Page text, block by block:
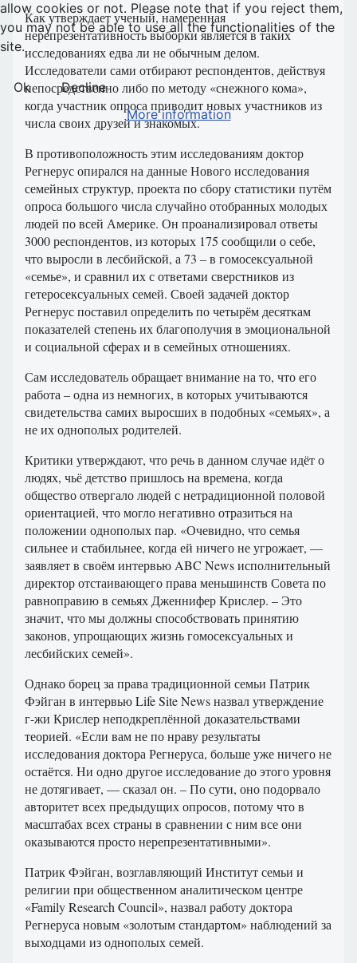
Как утверждает ученый, намеренная
нерепрезентативность выборки является в таких
исследованиях едва ли не обычным делом.
Исследователи сами отбирают респондентов, действуя
непосредственно либо по методу «снежного кома»,
когда участник опроса приводит новых участников из
числа своих друзей и знакомых.
В противоположность этим исследованиям доктор
Регнерус опирался на данные Нового исследования
семейных структур, проекта по сбору статистики путём
опроса большого числа случайно отобранных молодых
людей по всей Америке. Он проанализировал ответы
3000 респондентов, из которых 175 сообщили о себе,
что выросли в лесбийской, а 73 – в гомосексуальной
«семье», и сравнил их с ответами сверстников из
гетеросексуальных семей. Своей задачей доктор
Регнерус поставил определить по четырём десяткам
показателей степень их благополучия в эмоциональной
и социальной сферах и в семейных отношениях.
Сам исследователь обращает внимание на то, что его
работа – одна из немногих, в которых учитываются
свидетельства самих выросших в подобных «семьях», а
не их однополых родителей.
Критики утверждают, что речь в данном случае идёт о
людях, чьё детство пришлось на времена, когда
общество отвергало людей с нетрадиционной половой
ориентацией, что могло негативно отразиться на
положении однополых пар. «Очевидно, что семья
сильнее и стабильнее, когда ей ничего не угрожает, —
заявляет в своём интервью ABC News исполнительный
директор отстаивающего права меньшинств Совета по
равноправию в семьях Дженнифер Крислер. – Это
значит, что мы должны способствовать принятию
законов, упрощающих жизнь гомосексуальных и
лесбийских семей».
Однако борец за права традиционной семьи Патрик
Фэйган в интервью Life Site News назвал утверждение
г-жи Крислер неподкреплённой доказательствами
теорией. «Если вам не по нраву результаты
исследования доктора Регнеруса, больше уже ничего не
остаётся. Ни одно другое исследование до этого уровня
не дотягивает, — сказал он. – По сути, оно подорвало
авторитет всех предыдущих опросов, потому что в
масштабах всех страны в сравнении с ним все они
оказываются просто нерепрезентативными».
Патрик Фэйган, возглавляющий Институт семьи и
религии при общественном аналитическом центре
«Family Research Council», назвал работу доктора
Регнеруса новым «золотым стандартом» наблюдений за
выходцами из однополых семей.
allow cookies or not. Please note that if you reject them,
you may not be able to use all the functionalities of the
site.
Ok
Decline
More information